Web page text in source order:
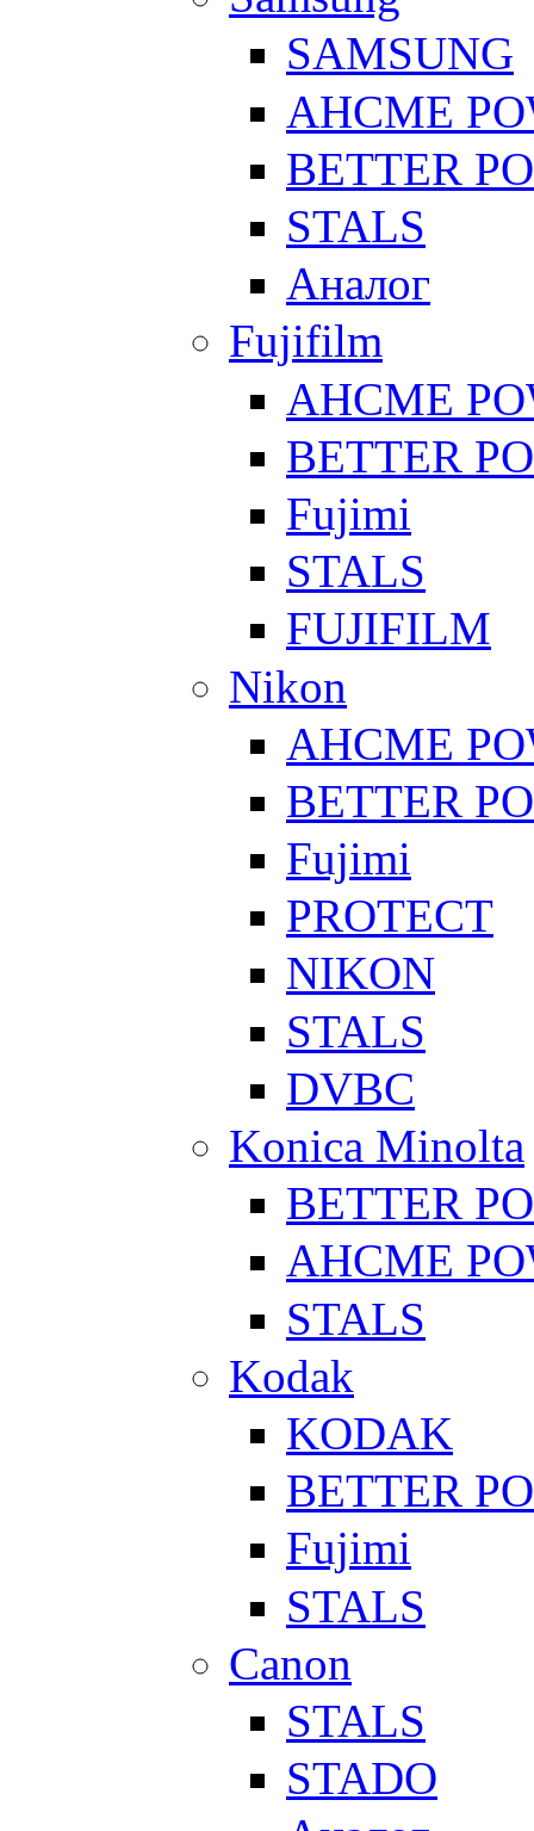
SAMSUNG
AHCME
BETTER
STALS
Аналог
Fujifilm
AHCME
BETTER
Fujimi
STALS
FUJIFILM
Nikon
AHCME
BETTER
Fujimi
PROTECT
NIKON
STALS
DVBC
Konica Minolta
BETTER
AHCME
STALS
Kodak
KODAK
BETTER
Fujimi
STALS
Canon
STALS
STADO